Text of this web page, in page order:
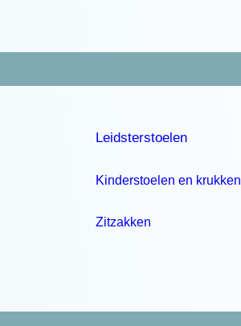
Leidsterstoelen
Kinderstoelen en krukken
Zitzakken